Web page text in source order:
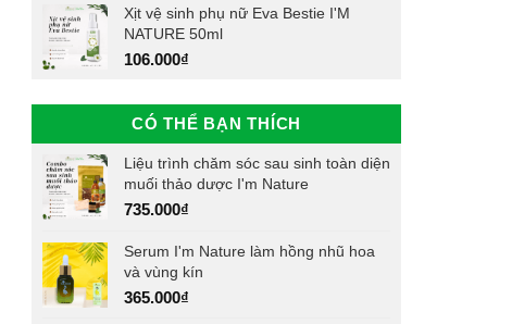
Xịt vệ sinh phụ nữ Eva Bestie I'M
NATURE 50ml
106.000₫
CÓ THỂ BẠN THÍCH
Liệu trình chăm sóc sau sinh toàn diện
muối thảo dược I'm Nature
735.000₫
Serum I'm Nature làm hồng nhũ hoa
và vùng kín
365.000₫